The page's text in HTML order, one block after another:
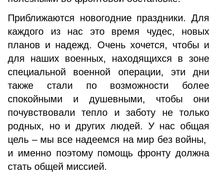
Приближаются новогодние праздники. Для
каждого из нас это время чудес, новых
планов и надежд. Очень хочется, чтобы и
для наших военных, находящихся в зоне
специальной военной операции, эти дни
также стали по возможности более
спокойными и душевными, чтобы они
почувствовали тепло и заботу не только
родных, но и других людей. У нас общая
цель – мы все надеемся на мир без войны,
и именно поэтому помощь фронту должна
стать общей миссией.